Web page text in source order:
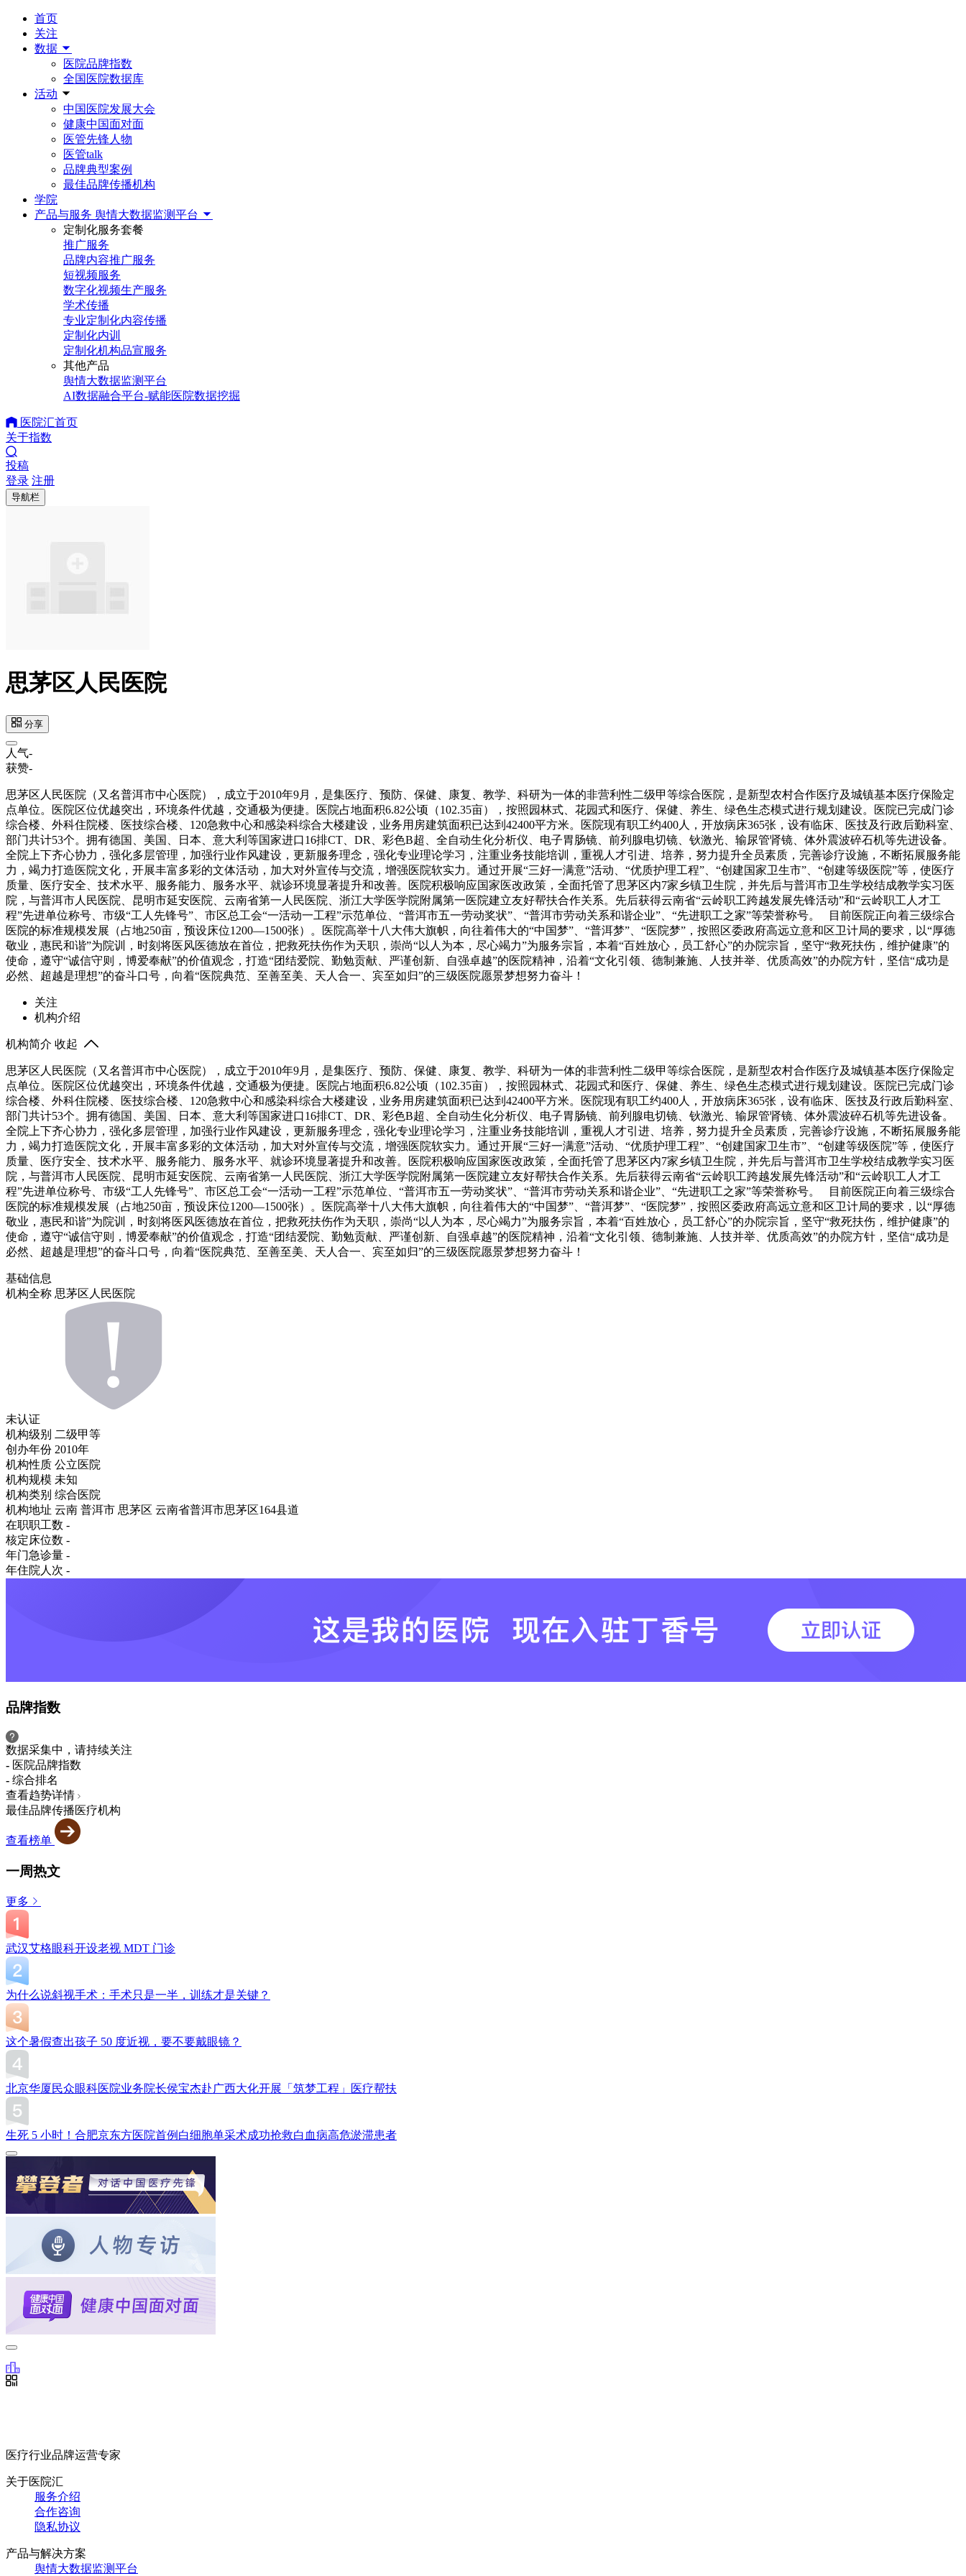
首页
关注
数据
医院品牌指数
全国医院数据库
活动
中国医院发展大会
健康中国面对面
医管先锋人物
医管talk
品牌典型案例
最佳品牌传播机构
学院
产品与服务 舆情大数据监测平台
定制化服务套餐
推广服务
品牌内容推广服务
短视频服务
数字化视频生产服务
学术传播
专业定制化内容传播
定制化内训
定制化机构品宣服务
其他产品
舆情大数据监测平台
AI数据融合平台-赋能医院数据挖掘
医院汇首页
关于指数
投稿
登录 注册
导航栏
思茅区人民医院
分享
人气-
获赞-
思茅区人民医院（又名普洱市中心医院），成立于2010年9月，是集医疗、预防、保健、康复、教学、科研为一体的非营利性二级甲等综合医院，是新型农村合作医疗及城镇基本医疗保险定
点单位。医院区位优越突出，环境条件优越，交通极为便捷。医院占地面积6.82公顷（102.35亩），按照园林式、花园式和医疗、保健、养生、绿色生态模式进行规划建设。医院已完成门诊
综合楼、外科住院楼、医技综合楼、120急救中心和感染科综合大楼建设，业务用房建筑面积已达到42400平方米。医院现有职工约400人，开放病床365张，设有临床、医技及行政后勤科室、
部门共计53个。拥有德国、美国、日本、意大利等国家进口16排CT、DR、彩色B超、全自动生化分析仪、电子胃肠镜、前列腺电切镜、钬激光、输尿管肾镜、体外震波碎石机等先进设备。
全院上下齐心协力，强化多层管理，加强行业作风建设，更新服务理念，强化专业理论学习，注重业务技能培训，重视人才引进、培养，努力提升全员素质，完善诊疗设施，不断拓展服务能
力，竭力打造医院文化，开展丰富多彩的文体活动，加大对外宣传与交流，增强医院软实力。通过开展“三好一满意”活动、“优质护理工程”、“创建国家卫生市”、“创建等级医院”等，使医疗
质量、医疗安全、技术水平、服务能力、服务水平、就诊环境显著提升和改善。医院积极响应国家医改政策，全面托管了思茅区内7家乡镇卫生院，并先后与普洱市卫生学校结成教学实习医
院，与普洱市人民医院、昆明市延安医院、云南省第一人民医院、浙江大学医学院附属第一医院建立友好帮扶合作关系。先后获得云南省“云岭职工跨越发展先锋活动”和“云岭职工人才工
程”先进单位称号、市级“工人先锋号”、市区总工会“一活动一工程”示范单位、“普洱市五一劳动奖状”、“普洱市劳动关系和谐企业”、“先进职工之家”等荣誉称号。 目前医院正向着三级综合
医院的标准规模发展（占地250亩，预设床位1200—1500张）。医院高举十八大伟大旗帜，向往着伟大的“中国梦”、“普洱梦”、“医院梦”，按照区委政府高远立意和区卫计局的要求，以“厚德
敬业，惠民和谐”为院训，时刻将医风医德放在首位，把救死扶伤作为天职，崇尚“以人为本，尽心竭力”为服务宗旨，本着“百姓放心，员工舒心”的办院宗旨，坚守“救死扶伤，维护健康”的
使命，遵守“诚信守则，博爱奉献”的价值观念，打造“团结爱院、勤勉贡献、严谨创新、自强卓越”的医院精神，沿着“文化引领、德制兼施、人技并举、优质高效”的办院方针，坚信“成功是
必然、超越是理想”的奋斗口号，向着“医院典范、至善至美、天人合一、宾至如归”的三级医院愿景梦想努力奋斗！
关注
机构介绍
机构简介 收起
思茅区人民医院（又名普洱市中心医院），成立于2010年9月，是集医疗、预防、保健、康复、教学、科研为一体的非营利性二级甲等综合医院，是新型农村合作医疗及城镇基本医疗保险定
点单位。医院区位优越突出，环境条件优越，交通极为便捷。医院占地面积6.82公顷（102.35亩），按照园林式、花园式和医疗、保健、养生、绿色生态模式进行规划建设。医院已完成门诊
综合楼、外科住院楼、医技综合楼、120急救中心和感染科综合大楼建设，业务用房建筑面积已达到42400平方米。医院现有职工约400人，开放病床365张，设有临床、医技及行政后勤科室、
部门共计53个。拥有德国、美国、日本、意大利等国家进口16排CT、DR、彩色B超、全自动生化分析仪、电子胃肠镜、前列腺电切镜、钬激光、输尿管肾镜、体外震波碎石机等先进设备。
全院上下齐心协力，强化多层管理，加强行业作风建设，更新服务理念，强化专业理论学习，注重业务技能培训，重视人才引进、培养，努力提升全员素质，完善诊疗设施，不断拓展服务能
力，竭力打造医院文化，开展丰富多彩的文体活动，加大对外宣传与交流，增强医院软实力。通过开展“三好一满意”活动、“优质护理工程”、“创建国家卫生市”、“创建等级医院”等，使医疗
质量、医疗安全、技术水平、服务能力、服务水平、就诊环境显著提升和改善。医院积极响应国家医改政策，全面托管了思茅区内7家乡镇卫生院，并先后与普洱市卫生学校结成教学实习医
院，与普洱市人民医院、昆明市延安医院、云南省第一人民医院、浙江大学医学院附属第一医院建立友好帮扶合作关系。先后获得云南省“云岭职工跨越发展先锋活动”和“云岭职工人才工
程”先进单位称号、市级“工人先锋号”、市区总工会“一活动一工程”示范单位、“普洱市五一劳动奖状”、“普洱市劳动关系和谐企业”、“先进职工之家”等荣誉称号。 目前医院正向着三级综合
医院的标准规模发展（占地250亩，预设床位1200—1500张）。医院高举十八大伟大旗帜，向往着伟大的“中国梦”、“普洱梦”、“医院梦”，按照区委政府高远立意和区卫计局的要求，以“厚德
敬业，惠民和谐”为院训，时刻将医风医德放在首位，把救死扶伤作为天职，崇尚“以人为本，尽心竭力”为服务宗旨，本着“百姓放心，员工舒心”的办院宗旨，坚守“救死扶伤，维护健康”的
使命，遵守“诚信守则，博爱奉献”的价值观念，打造“团结爱院、勤勉贡献、严谨创新、自强卓越”的医院精神，沿着“文化引领、德制兼施、人技并举、优质高效”的办院方针，坚信“成功是
必然、超越是理想”的奋斗口号，向着“医院典范、至善至美、天人合一、宾至如归”的三级医院愿景梦想努力奋斗！
基础信息
机构全称 思茅区人民医院
未认证
机构级别 二级甲等
创办年份 2010年
机构性质 公立医院
机构规模 未知
机构类别 综合医院
机构地址 云南 普洱市 思茅区 云南省普洱市思茅区164县道
在职职工数 -
核定床位数 -
年门急诊量 -
年住院人次 -
品牌指数
数据采集中，请持续关注
- 医院品牌指数
- 综合排名
查看趋势详情
最佳品牌传播医疗机构
查看榜单
一周热文
更多
武汉艾格眼科开设老视 MDT 门诊
为什么说斜视手术：手术只是一半，训练才是关键？
这个暑假查出孩子 50 度近视，要不要戴眼镜？
北京华厦民众眼科医院业务院长侯宝杰赴广西大化开展「筑梦工程」医疗帮扶
生死 5 小时！合肥京东方医院首例白细胞单采术成功抢救白血病高危淤滞患者
医疗行业品牌运营专家
关于医院汇
服务介绍
合作咨询
隐私协议
产品与解决方案
舆情大数据监测平台